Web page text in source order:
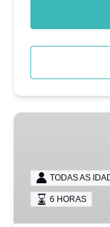
Lourinhã:
TODAS AS
6 HORAS